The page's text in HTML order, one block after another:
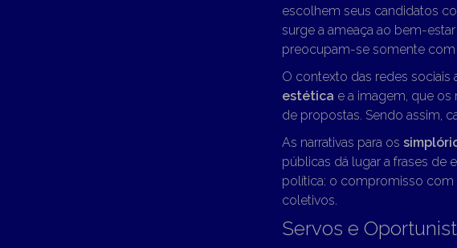
escolhem seus candidatos
surge a ameaça ao bem-
preocupam-se somente com
O contexto das redes sociais
estética e a imagem, que
de propostas. Sendo assim,
As narrativas para os
públicas dá lugar a frases de
política: o compromisso
coletivos.
Servos e